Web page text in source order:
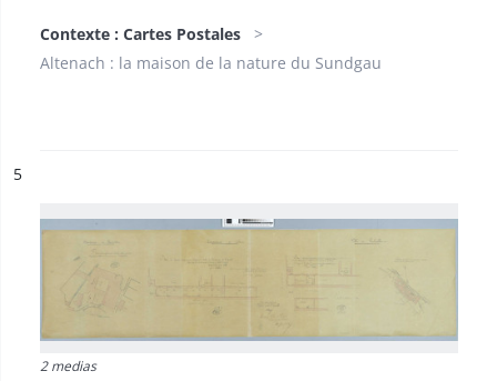
Contexte : Cartes Postales
Altenach : la maison de la nature du Sundgau
n°
5
2 medias